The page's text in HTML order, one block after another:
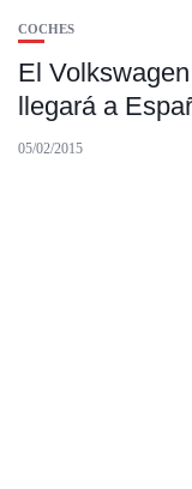
COCHES
El
llegará a
05/02/2015